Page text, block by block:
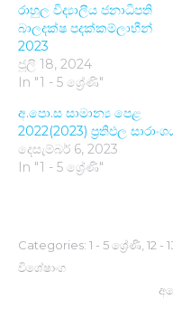
රාහුල විද්‍යාලීය ජනාධිපති
බාලදක්ෂ පදක්කම්ලාභීන්
2023
ජූලි 18, 2024
In "1 - 5 ශ්‍රේණි"
අ.පො.ස සාමාන්‍ය පෙළ
2022(2023) ප්‍රතිඵල
දෙසැම්බර් 6, 2023
In "1 - 5 ශ්‍රේණි"
Categories: 1 - 5 ශ්‍රේණි 12 -
විශේෂාංග